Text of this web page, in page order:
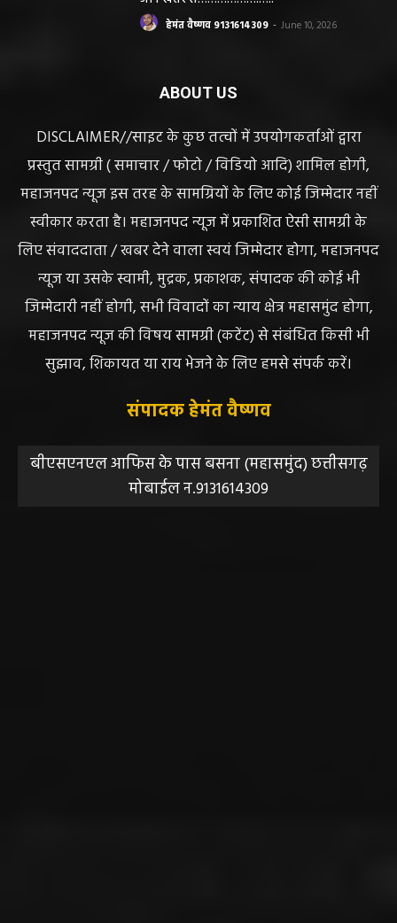
हेमंत वैष्णव 9131614309 - June 10, 2026
ABOUT US
DISCLAIMER//साइट के कुछ तत्वों में उपयोगकर्ताओं द्वारा
प्रस्तुत सामग्री ( समाचार / फोटो / विडियो आदि) शामिल होगी,
महाजनपद न्यूज इस तरह के सामग्रियों के लिए कोई जिम्मेदार नहीं
स्वीकार करता है। महाजनपद न्यूज में प्रकाशित ऐसी सामग्री के
लिए संवाददाता / खबर देने वाला स्वयं जिम्मेदार होगा, महाजनपद
न्यूज या उसके स्वामी, मुद्रक, प्रकाशक, संपादक की कोई भी
जिम्मेदारी नहीं होगी, सभी विवादों का न्याय क्षेत्र महासमुंद होगा,
महाजनपद न्यूज की विषय सामग्री (कटेंट) से संबंधित किसी भी
सुझाव, शिकायत या राय भेजने के लिए हमसे संपर्क करें।
संपादक हेमंत वैष्णव
बीएसएनएल आफिस के पास बसना (महासमुंद) छत्तीसगढ़
मोबाईल न.9131614309